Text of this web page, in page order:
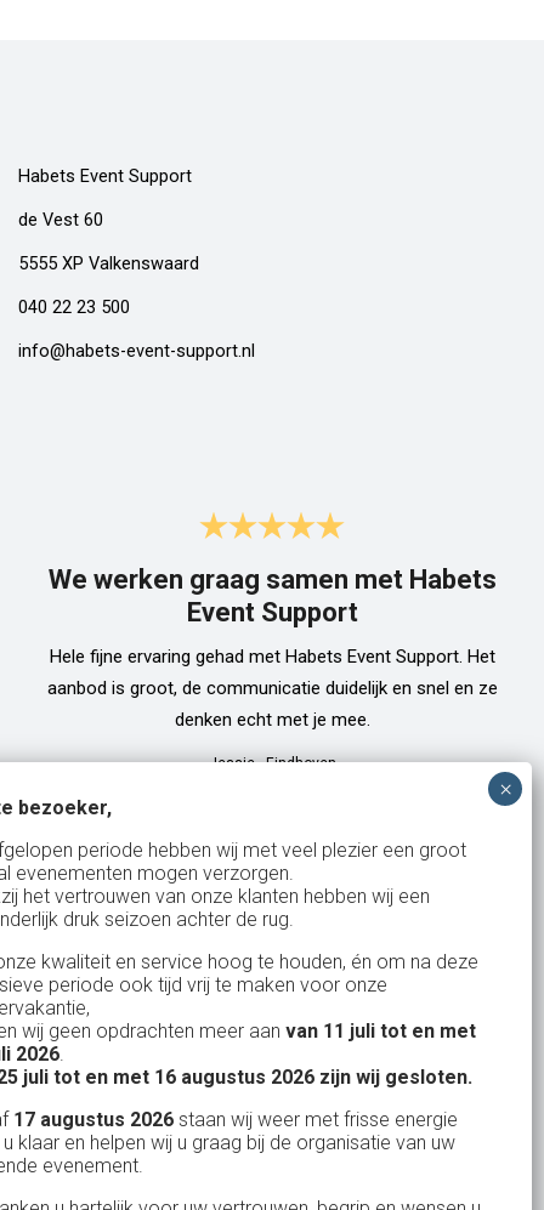
Habets Event Support
de Vest 60
5555 XP Valkenswaard
040 22 23 500
info@habets-event-support.nl
We werken graag samen met Habets
Event Support
Hele fijne ervaring gehad met Habets Event Support. Het
aanbod is groot, de communicatie duidelijk en snel en ze
denken echt met je mee.
Jessie - Eindhoven
327 klanten waarderen ons
Bank: NL15ABNA0561810710
KvK: 17167131
BTW: NL.1678.53.296.B01
bezoeker,
periode hebben wij met veel plezier een groot
evenementen mogen verzorgen.
het vertrouwen van onze klanten hebben wij een
druk seizoen achter de rug.
kwaliteit en service hoog te houden, én om na deze
periode ook tijd vrij te maken voor onze
wij geen opdrachten meer aan van 11 juli tot en met
2026.
juli tot en met 16 augustus 2026 zijn wij gesloten.
17 augustus 2026 staan wij weer met frisse energie
klaar en helpen wij u graag bij de organisatie van uw
evenement.